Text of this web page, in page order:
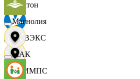
Мултон
НОВЭКС
ОЛИМПС
Магнолия
МАК